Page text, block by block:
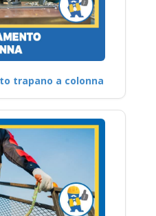
trapano a colonna